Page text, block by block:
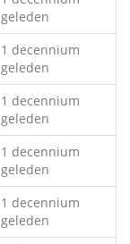
geleden
1 decennium
geleden
1 decennium
geleden
1 decennium
geleden
1 decennium
geleden